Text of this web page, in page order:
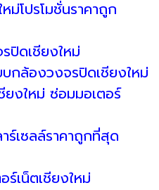
ม่โปรโมชั่นราคาถูก
ปิดเชียงใหม่
กล้องวงจรปิดเชียงใหม่
ยงใหม่ ซ่อมมอเตอร์
ร์เซลล์ราคาถูกที่สุด
ร์เน็ตเชียงใหม่